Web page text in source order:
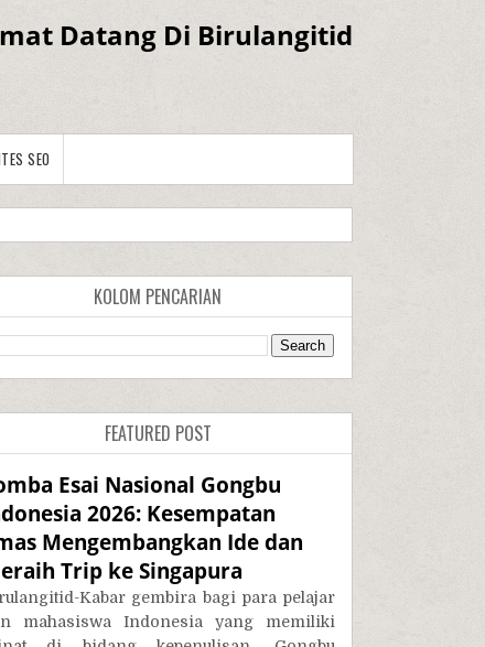
Datang Di Birulangitid
SEO
KOLOM PENCARIAN
FEATURED POST
Esai Nasional Gongbu
2026: Kesempatan
Mengembangkan Ide dan
Trip ke Singapura
Kabar gembira bagi para pelajar
mahasiswa Indonesia yang memiliki